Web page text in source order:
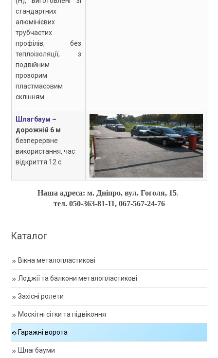
стандартних
алюмінієвих
трубчастих
профілів, без
теплоізоляції, з
подвійним
прозорим
пластмасовим
склінням.
Шлагбаум –
дорожній 6 м
безперервне
використання, час
відкриття 12 с.
Наша адреса: м. Дніпро, вул. Гоголя, 15.
тел. 050-363-81-11, 067-567-24-76
Каталог
Вікна металопластикові
Лоджії та балкони металопластикові
Захісні ролети
Москітні сітки та підвіконня
Гаражні ворота
Шлагбауми